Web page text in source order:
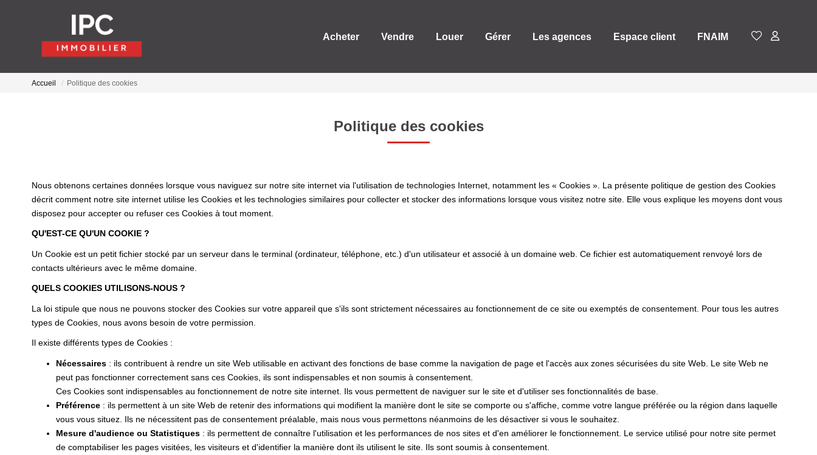
Acheter Vendre Louer Gérer Les agences Espace client FNAIM
Accueil Politique des cookies
Politique des cookies
Nous obtenons certaines données lorsque vous naviguez sur notre site internet via l'utilisation de technologies Internet, notamment les « Cookies ». La présente politique de gestion des Cookies
décrit comment notre site internet utilise les Cookies et les technologies similaires pour collecter et stocker des informations lorsque vous visitez notre site. Elle vous explique les moyens dont vous
disposez pour accepter ou refuser ces Cookies à tout moment.
QU'EST-CE QU'UN COOKIE ?
Un Cookie est un petit fichier stocké par un serveur dans le terminal (ordinateur, téléphone, etc.) d'un utilisateur et associé à un domaine web. Ce fichier est automatiquement renvoyé lors de
contacts ultérieurs avec le même domaine.
QUELS COOKIES UTILISONS-NOUS ?
La loi stipule que nous ne pouvons stocker des Cookies sur votre appareil que s'ils sont strictement nécessaires au fonctionnement de ce site ou exemptés de consentement. Pour tous les autres
types de Cookies, nous avons besoin de votre permission.
Il existe différents types de Cookies :
Nécessaires : ils contribuent à rendre un site Web utilisable en activant des fonctions de base comme la navigation de page et l'accès aux zones sécurisées du site Web. Le site Web ne
peut pas fonctionner correctement sans ces Cookies, ils sont indispensables et non soumis à consentement.
Ces Cookies sont indispensables au fonctionnement de notre site internet. Ils vous permettent de naviguer sur le site et d'utiliser ses fonctionnalités de base.
Préférence : ils permettent à un site Web de retenir des informations qui modifient la manière dont le site se comporte ou s'affiche, comme votre langue préférée ou la région dans laquelle
vous vous situez. Ils ne nécessitent pas de consentement préalable, mais nous vous permettons néanmoins de les désactiver si vous le souhaitez.
Mesure d'audience ou Statistiques : ils permettent de connaître l'utilisation et les performances de nos sites et d'en améliorer le fonctionnement. Le service utilisé pour notre site permet
de comptabiliser les pages visitées, les visiteurs et d'identifier la manière dont ils utilisent le site. Ils sont soumis à consentement.